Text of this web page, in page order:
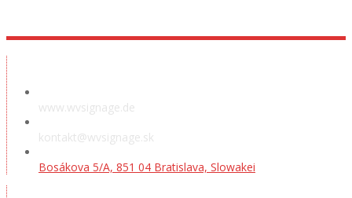
www.wvsignage.de
kontakt@wvsignage.sk
Bosákova 5/A, 851 04 Bratislava, Slowakei